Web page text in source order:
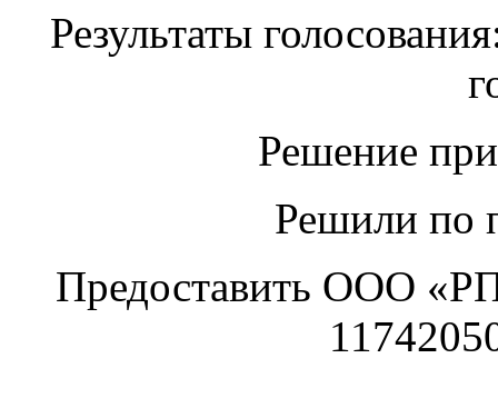
Результаты
Решение
Решили по
Предоставить ООО